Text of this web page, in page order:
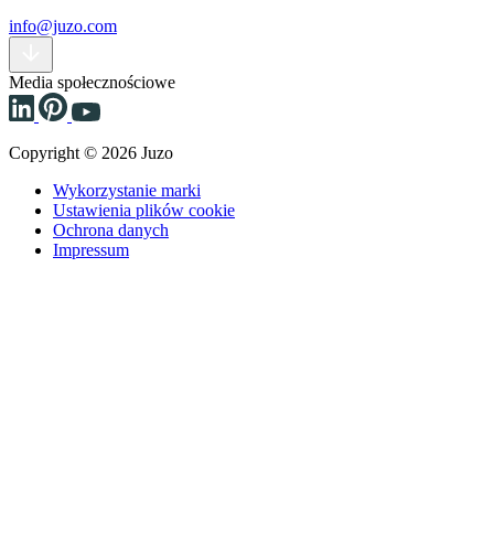
info@juzo.com
Media społecznościowe
Copyright © 2026 Juzo
Wykorzystanie marki
Ustawienia plików cookie
Ochrona danych
Impressum